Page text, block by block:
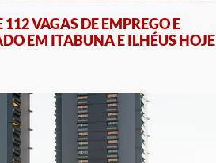
VAGAS DE EMPREGO E
EM ITABUNA E ILHÉUS HOJE